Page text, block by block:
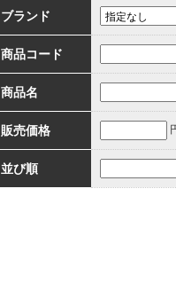
ブランド
商品コード
商品名
販売価格
並び順